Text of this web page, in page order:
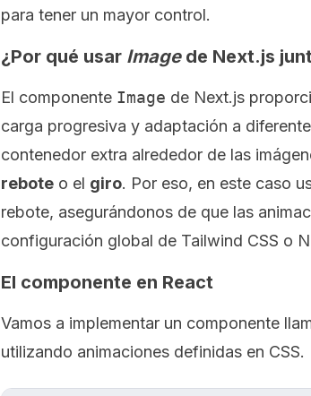
para tener un mayor control.
¿Por qué usar Imagede Next.js
El componente Image de Next.js
carga progresiva y adaptación a
contenedor extra alrededor de las
rebote o el giro. Por eso, en este caso
rebote, asegurándonos de que las
configuración global de Tailwind CSS o
El componente en React
Vamos a implementar un componente
utilizando animaciones definidas en CSS.